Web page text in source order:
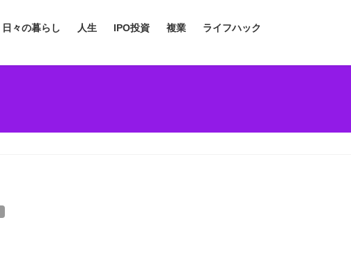
日々の暮らし 人生 IPO投資 複業 ライフハック